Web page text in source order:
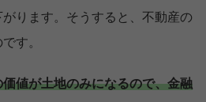
ります。そうすると、不動産の
す。
値が土地のみになるので、金融